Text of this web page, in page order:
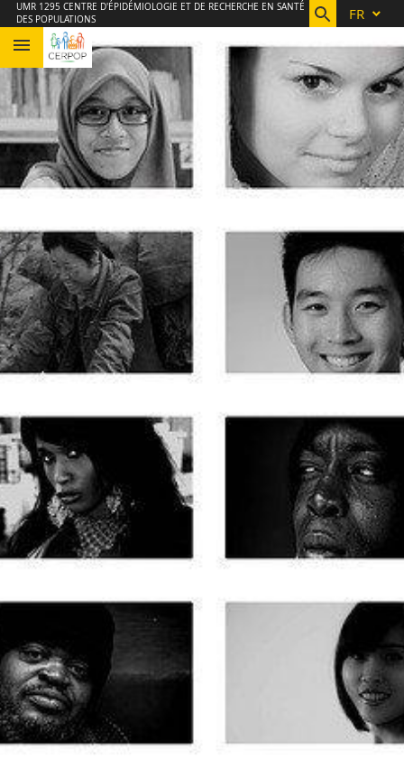
Aller
au
contenu
Navigation
Accès
directs
Connexion
UMR 1295 CENTRE D'ÉPIDÉMIOLOGIE ET DE RECHERCHE EN SANTÉ
DES POPULATIONS
FR